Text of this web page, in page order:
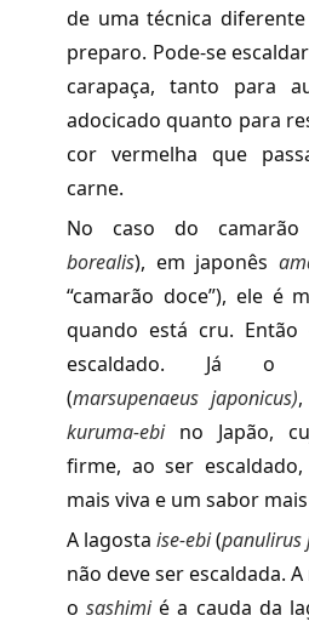
de uma técnica
preparo. Pode-se
carapaça, tanto para
adocicado quanto para
cor vermelha que
carne.
No caso do
borealis), em japonês
“camarão doce”), ele é
quando está cru.
escaldado. Já o
(marsupenaeus japonicus)
kuruma-ebino Japão,
firme, ao ser
mais viva e um sabor
A lagosta ise-ebi(panulirus
não deve ser escaldada.
o sashimi é a cauda da